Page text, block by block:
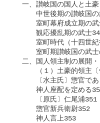
一、讃岐国の国人と土
中世後期の讃岐国の
室町幕府成立期の武
観応擾乱期の武士
室町時代（十四世紀後
室町期讃岐国の武士
二、国人領主制の展開
（１）土豪的領主〔
〔水主氏〕惣官であ
神人座配を定める
〔原氏〕仁尾浦351
惣官新兵衛尉352
神人言上353